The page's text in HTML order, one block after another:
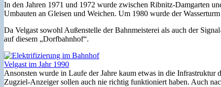
In den Jahren 1971 und 1972 wurde zwischen Ribnitz-Damgarten
Umbauten an Gleisen und Weichen. Um 1980 wurde der
Da Velgast sowohl Außenstelle der Bahnmeisterei als auch der
auf diesem „Dorfbahnhof“.
Ansonsten wurde in Laufe der Jahre kaum etwas in die Infrastruktur
Zugziel-Anzeiger sollen auch nie richtig funktioniert haben. Auch